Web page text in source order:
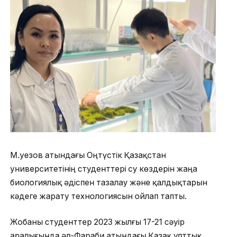
М.Әуезов атындағы Оңтүстік Қазақстан
университетінің студенттері су көздерін жаңа
биологиялық әдіспен тазалау және қалдықтарын
кәдеге жарату технологиясын ойлап тапты.
Жобаны студенттер 2023 жылғы 17-21 сәуір